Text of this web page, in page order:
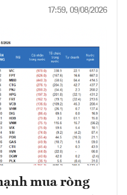
17:59, 09/08/2026
mua ròng